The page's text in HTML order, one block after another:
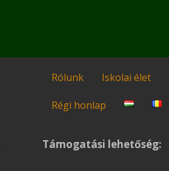
Rólunk Iskolai élet
Régi honlap
Támogatási lehetőség: